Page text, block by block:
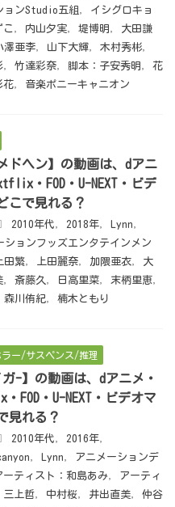
ョンStudio五組, イシグロキョ
こ , 内山夕実, 堤博明, 大田謙
澤亜李, 山下大輝, 木村秀彬,
, 竹達彩奈, 脚本：子安秀明, 花
花, 音楽ポニーキャニオン
ドヘン】の動画は、dアニ
・FOD・U-NEXT・ビデ
こで見れる？
2010年代, 2018年, Lynn,
ションフッズエンタテインメン
田繁, 上田麗奈, 加隈亜衣, 大
, 斎藤久 , 日高里菜, 末柄里恵,
森川侑紀, 楠木ともり
ラー/サスペンス/推理
ガ-】の動画は、dアニメ・
FOD・U-NEXT・ビデオマ
見れる？
2010年代, 2016年,
, Lynn, アニメーションデ
ーティスト：和島あみ, アーティ
三上哲, 中村桜, 井出直美, 仲谷